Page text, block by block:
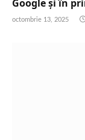
Google și în
octombrie 13, 2025